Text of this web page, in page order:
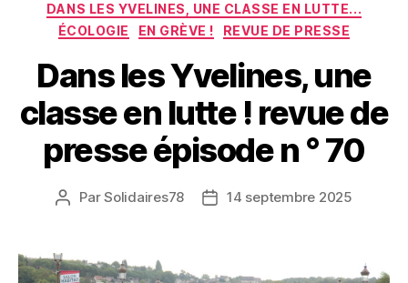
DANS LES YVELINES, UNE CLASSE EN LUTTE...
ÉCOLOGIE
EN GRÈVE ! REVUE DE PRESSE
Dans les Yvelines, une
classe en lutte ! revue de
presse épisode n ° 70
Auteur
ParSolidaires78
Date14 septembre 2025